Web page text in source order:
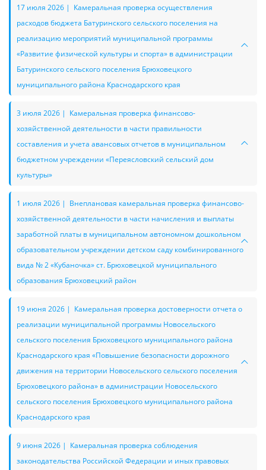
17 июля 2026 | Камеральная проверка осуществления
расходов бюджета Батуринского сельского поселения на
реализацию мероприятий муниципальной программы
«Развитие физической культуры и спорта» в администрации
Батуринского сельского поселения Брюховецкого
муниципального района Краснодарского края
3 июля 2026 | Камеральная проверка финансово-
хозяйственной деятельности в части правильности
составления и учета авансовых отчетов в муниципальном
бюджетном учреждении «Переясловский сельский дом
культуры»
1 июля 2026 | Внеплановая камеральная проверка финансово-
хозяйственной деятельности в части начисления и выплаты
заработной платы в муниципальном автономном дошкольном
образовательном учреждении детском саду комбинированного
вида № 2 «Кубаночка» ст. Брюховецкой муниципального
образования Брюховецкий район
19 июня 2026 | Камеральная проверка достоверности отчета о
реализации муниципальной программы Новосельского
сельского поселения Брюховецкого муниципального района
Краснодарского края «Повышение безопасности дорожного
движения на территории Новосельского сельского поселения
Брюховецкого района» в администрации Новосельского
сельского поселения Брюховецкого муниципального района
Краснодарского края
9 июня 2026 | Камеральная проверка соблюдения
законодательства Российской Федерации и иных правовых